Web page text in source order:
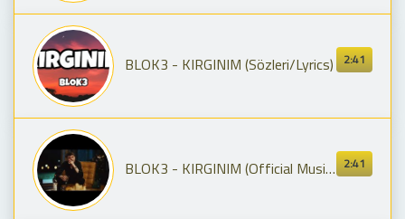
2:41
BLOK3 - KIRGINIM (Sözleri/Lyrics)
2:41
BLOK3 - KIRGINIM (Official Music Video)